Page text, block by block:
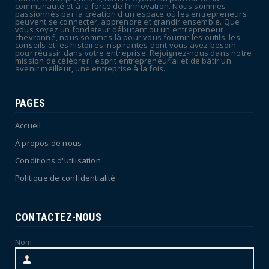
Canicule : sept départements du Sud placés
en vigilance oran...
July 04, 2026
communauté et à la force de l'innovation. Nous sommes
passionnés par la création d'un espace où les entrepreneurs
peuvent se connecter, apprendre et grandir ensemble. Que
vous soyez un fondateur débutant ou un entrepreneur
chevronné, nous sommes là pour vous fournir les outils, les
conseils et les histoires inspirantes dont vous avez besoin
pour réussir dans votre entreprise. Rejoignez-nous dans notre
mission de célébrer l'esprit entrepreneurial et de bâtir un
avenir meilleur, une entreprise à la fois.
PAGES
Accueil
À propos de nous
Conditions d'utilisation
Politique de confidentialité
CONTACTEZ-NOUS
Nom